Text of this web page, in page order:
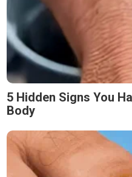
5 Hidden Signs You
Body